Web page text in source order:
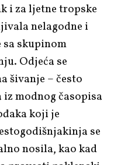
i za ljetne tropske
nelagodne i
sa skupinom
Odjeća se
šivanje – često
modnog časopisa
koji je
se
nosila, kao kad